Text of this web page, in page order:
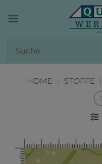
Inhalt
HOME | STOFFE |